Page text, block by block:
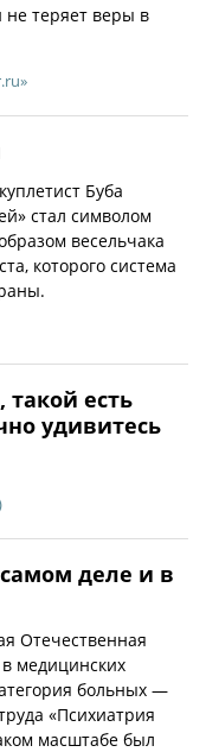
не теряет веры в
Буба
стал символом
весельчака
которого система
такой есть
удивитесь
самом деле и в
Отечественная
медицинских
больных —
«Психиатрия
масштабе был